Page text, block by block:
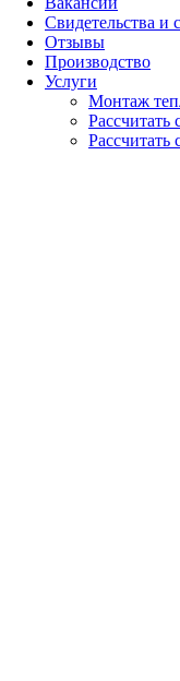
Свидетельства и
Отзывы
Производство
Услуги
Монтаж
Рассчитать
Рассчитать